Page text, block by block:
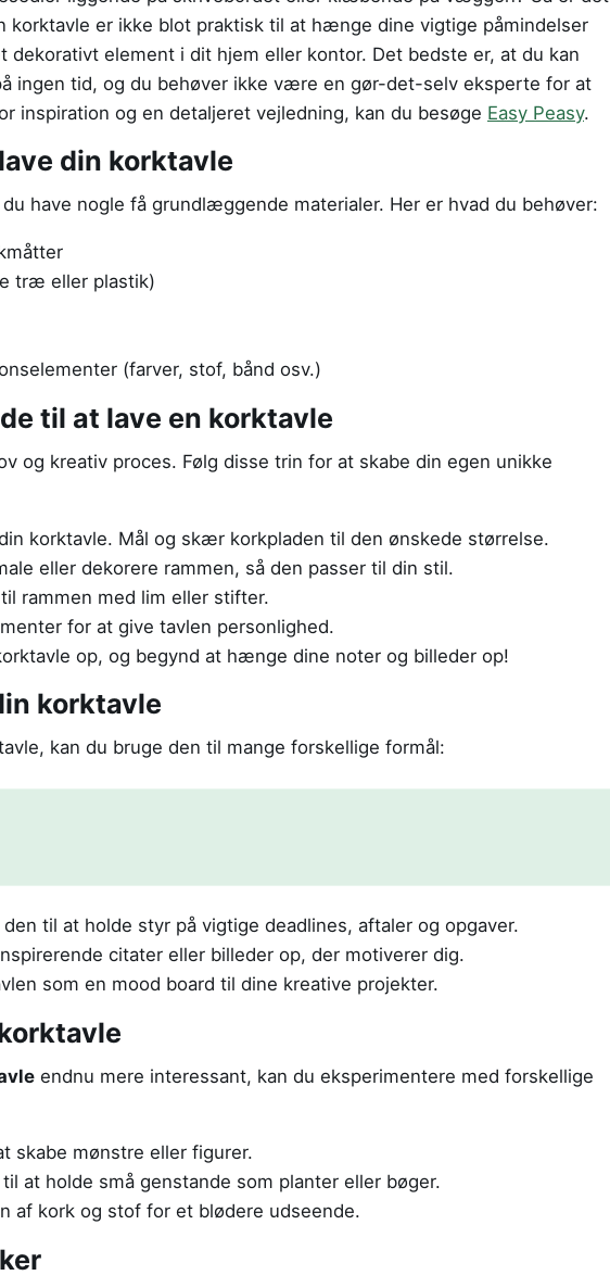
korktavle er ikke blot praktisk til at hænge dine vigtige påmindelser
dekorativt element i dit hjem eller kontor. Det bedste er, at du kan
ingen tid, og du behøver ikke være en gør-det-selv eksperte for at
inspiration og en detaljeret vejledning, kan du besøge Easy Peasy.
din korktavle
du have nogle få grundlæggende materialer. Her er hvad du behøver:
træ eller plastik)
(farver, stof, bånd osv.)
til at lave en korktavle
og kreativ proces. Følg disse trin for at skabe din egen unikke
korktavle. Mål og skær korkpladen til den ønskede størrelse.
eller dekorere rammen, så den passer til din stil.
rammen med lim eller stifter.
for at give tavlen personlighed.
op, og begynd at hænge dine noter og billeder op!
korktavle
kan du bruge den til mange forskellige formål:
den til at holde styr på vigtige deadlines, aftaler og opgaver.
citater eller billeder op, der motiverer dig.
som en mood board til dine kreative projekter.
endnu mere interessant, kan du eksperimentere med forskellige
skabe mønstre eller figurer.
at holde små genstande som planter eller bøger.
af kork og stof for et blødere udseende.